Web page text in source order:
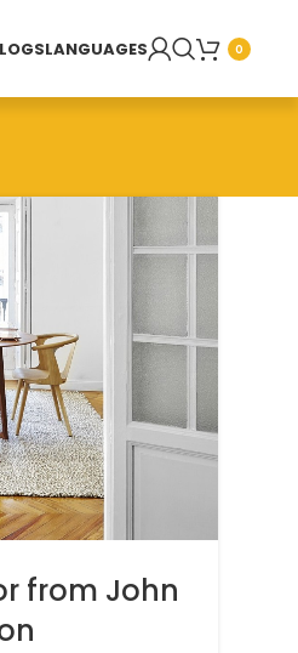
LANGUAGES 0
from John